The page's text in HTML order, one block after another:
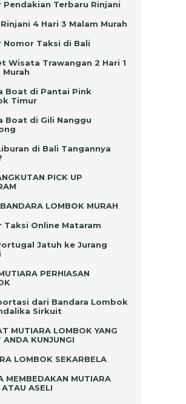
Pendakian Terbaru Rinjani
4 Hari 3 Malam Murah
Nomor Taksi di Bali
Wisata Trawangan 2 Hari 1
Murah
Boat di Pantai Pink
Timur
Boat di Gili Nanggu
di Bali Tangannya
PICK UP
LOMBOK MURAH
Taksi Online Mataram
Jatuh ke Jurang
PERHIASAN
dari Bandara Lombok
Sirkuit
MUTIARA LOMBOK YANG
ANDA KUNJUNGI
LOMBOK SEKARBELA
MEMBEDAKAN MUTIARA
ATAU ASELI